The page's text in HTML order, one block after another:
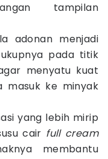
tampilan
adonan menjadi
pada titik
menyatu kuat
masuk ke minyak
yang lebih mirip
cair full cream
membantu